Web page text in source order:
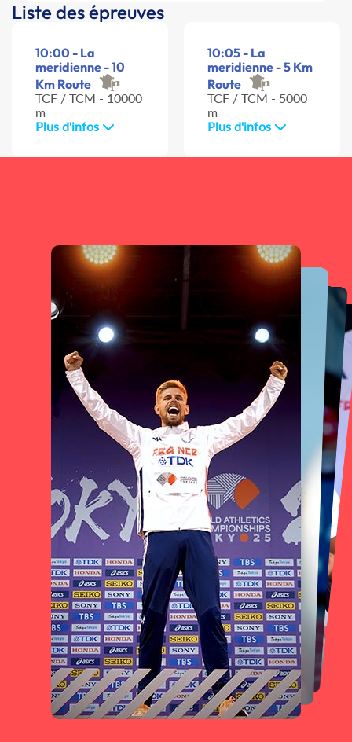
Liste des épreuves
10:00 - La
meridienne - 10
Km Route
TCF / TCM - 10000
m
Plus d'infos
10:05 - La
meridienne - 5 Km
Route
TCF / TCM - 5000
m
Plus d'infos